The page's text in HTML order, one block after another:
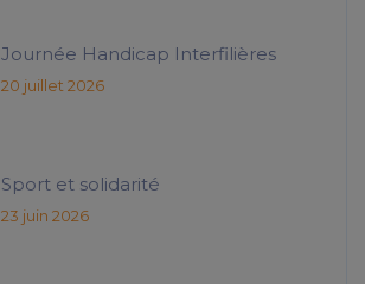
Journée Handicap Interfilières
20 juillet 2026
Sport et solidarité
23 juin 2026